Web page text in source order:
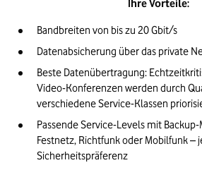
Ihre Vorteile:
Bandbreiten von bis zu 20 Gbit/s
Datenabsicherung über das private
Beste Datenübertragung:
Video-Konferenzen werden durch
verschiedene Service-Klassen
Passende Service-Levels mit
Festnetz, Richtfunk oder Mobilfunk –
Sicherheitspräferenz